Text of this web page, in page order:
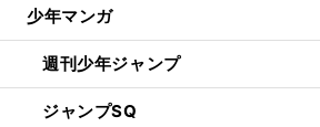
少年マンガ
週刊少年ジャンプ
ジャンプSQ